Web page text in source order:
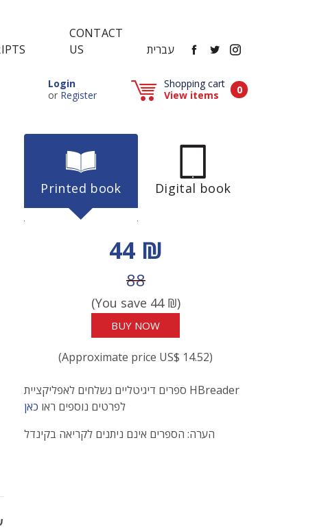
CONTACT
US
עברית FACEBOOK
TWITTER
INSTAGRAM
LoginPopup window (Can be closed by ESCAPE key)
or RegisterPopup window (Can be closed by ESCAPE key)
Shopping cart
View items
0Items in cart
Printed book Digital book
Discount price
44 ₪
Price before discount
88
(You save 44₪)
BUY NOW
(Approximate price US$ 14.52)
ספרים דיגיטליים נשלחים לאפליקציית HBreader
לפרטים נוספים ראו כאן
הערה: הספרים אינם ניתנים לקריאה בקינדל